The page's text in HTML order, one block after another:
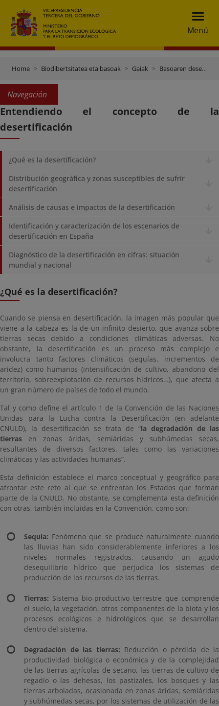
Menú
Home Biodibertsitatea eta basoak Gaiak Basoaren desertifikazioa eta berriztapena
Navegación
Entendiendo el concepto de la
desertificación
¿Qué es la desertificación?
Distribución geográfica y zonas susceptibles de sufrir
desertificación
Análisis de causas e impactos de la desertificación
Identificación y caracterización de los escenarios de
desertificación en España
Diagnóstico de la desertificación en cifras: situación
mundial y nacional
¿Qué es la desertificación?
Cuando se piensa en desertificación, la imagen más popular que
viene a la cabeza es la de un infinito desierto, que avanza sobre
tierras secas debido a condiciones climáticas adversas. No
obstante, la desertificación es un proceso más complejo e
involucra tanto factores climáticos (sequías, incrementos de
aridez) como humanos (intensificación de cultivo, abandono del
territorio, sobreexplotación de recursos hídricos…), que afecta a
un gran número de países de todo el mundo.
Tal y como define el artículo 1 de la Convención de las Naciones
Unidas para la Lucha contra la Desertificación (en adelante
CNULD), la desertificación se trata de “la degradación de las
tierras en zonas áridas, semiáridas y subhúmedas secas,
resultantes de diversos factores, tales como las variaciones
climáticas y las actividades humanas”.
Esta definición establece el marco conceptual y geográfico para
afrontar este reto al que se enfrentan los Estados que forman
parte de la CNULD. No obstante, se complementa esta definición
con otras, también incluidas en la Convención, como son:
Sequía: Fenómeno que se produce naturalmente cuando
las lluvias han sido considerablemente inferiores a los
niveles normales registrados, causando un agudo
desequilibrio hídrico que perjudica los sistemas de
producción de los recursos de las tierras.
Tierras: Sistema bio-productivo terrestre que comprende
el suelo, la vegetación, otros componentes de la biota y los
procesos ecológicos e hidrológicos que se desarrollan
dentro del sistema.
Degradación de las tierras: Reducción o pérdida de la
productividad biológica o económica y de la complejidad
de las tierras agrícolas de secano, las tierras de cultivo de
regadío o las dehesas, los pastizales, los bosques y las
tierras arboladas, ocasionada en zonas áridas, semiáridas
y subhúmedas secas, por los sistemas de utilización de las